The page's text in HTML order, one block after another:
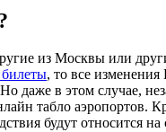
из Москвы или
, то все
даже в этом случае,
табло аэропортов.
будут относится на